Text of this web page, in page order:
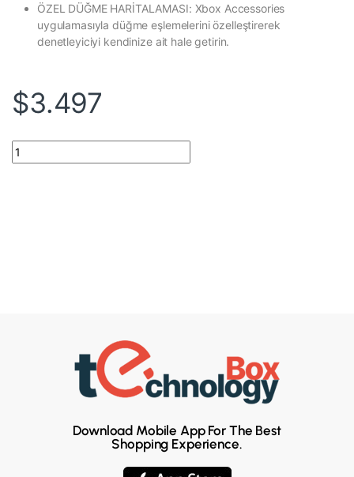
ÖZEL DÜĞME HARİTALAMASI: Xbox Accessories
uygulamasıyla düğme eşlemelerini özelleştirerek
denetleyiciyi kendinize ait hale getirin.
$3.497
Download Mobile App For The Best
Shopping Experience.